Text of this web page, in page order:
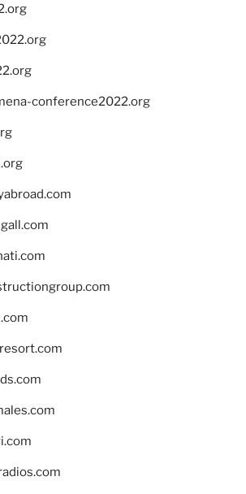
conference2022.org